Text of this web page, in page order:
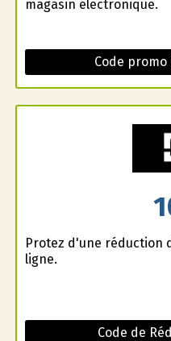
magasin électronique.
Code promo
Profitez d'une réduction
ligne.
Code de